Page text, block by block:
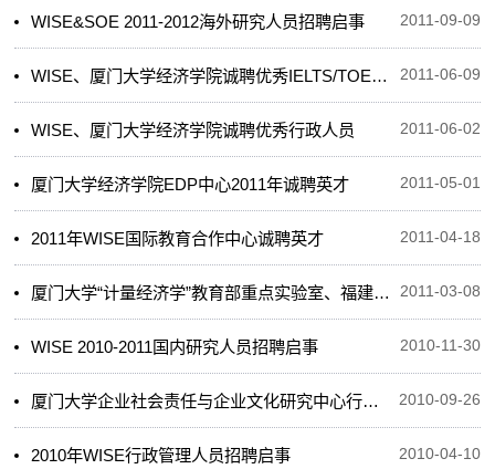
2011-09-09
WISE&SOE 2011-2012海外研究人员招聘启事
2011-06-09
WISE、厦门大学经济学院诚聘优秀IELTS/TOEFL/GMAT/GRE教师
2011-06-02
WISE、厦门大学经济学院诚聘优秀行政人员
2011-05-01
厦门大学经济学院EDP中心2011年诚聘英才
2011-04-18
2011年WISE国际教育合作中心诚聘英才
2011-03-08
厦门大学“计量经济学”教育部重点实验室、福建省统计科学重点实验室工程技术人...
2010-11-30
WISE 2010-2011国内研究人员招聘启事
2010-09-26
厦门大学企业社会责任与企业文化研究中心行政秘书招聘启事
2010-04-10
2010年WISE行政管理人员招聘启事